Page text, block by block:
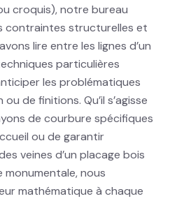
croquis), notre bureau
contraintes structurelles et
lire entre les lignes d’un
particulières
les problématiques
de finitions. Qu’il s’agisse
de courbure spécifiques
ou de garantir
veines d’un placage bois
monumentale, nous
mathématique à chaque